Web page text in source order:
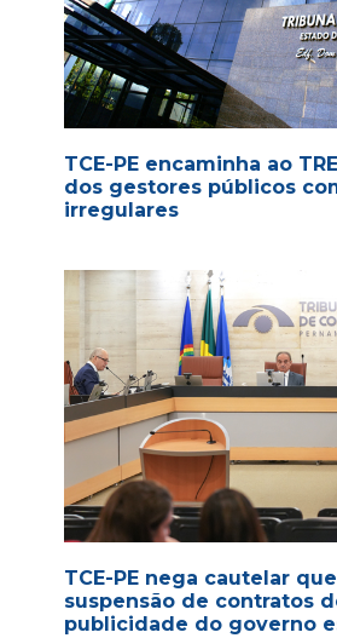
TCE-PE encaminha ao
dos gestores públicos
irregulares
TCE-PE nega cautelar
suspensão de contratos
publicidade do governo